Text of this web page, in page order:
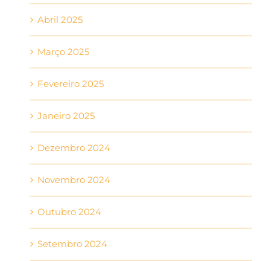
Abril 2025
Março 2025
Fevereiro 2025
Janeiro 2025
Dezembro 2024
Novembro 2024
Outubro 2024
Setembro 2024